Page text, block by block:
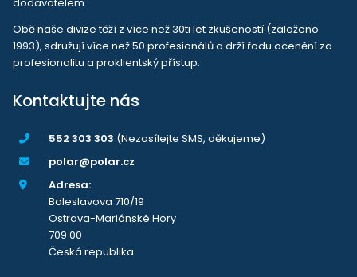
Obě naše divize těží z více než 30ti let zkušeností (založeno
1993), sdružují více než 50 profesionálů a drží řadu ocenění za
profesionalitu a proklientský přístup.
Kontaktujte nás
552 303 303 (Nezasílejte SMS, děkujeme)
polar@polar.cz
Adresa:
Boleslavova 710/19
Ostrava-Mariánské Hory
709 00
Česká republika